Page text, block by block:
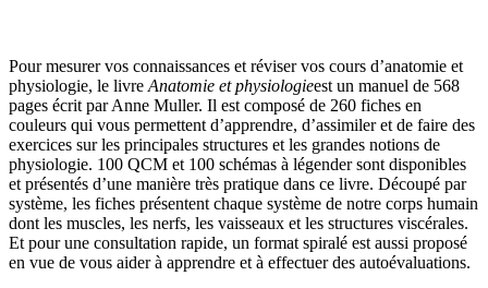
Pour mesurer vos connaissances et réviser vos cours d’anatomie et
physiologie, le livre Anatomie et physiologieest un manuel de 568
pages écrit par Anne Muller. Il est composé de 260 fiches en
couleurs qui vous permettent d’apprendre, d’assimiler et de faire des
exercices sur les principales structures et les grandes notions de
physiologie. 100 QCM et 100 schémas à légender sont disponibles
et présentés d’une manière très pratique dans ce livre. Découpé par
système, les fiches présentent chaque système de notre corps humain
dont les muscles, les nerfs, les vaisseaux et les structures viscérales.
Et pour une consultation rapide, un format spiralé est aussi proposé
en vue de vous aider à apprendre et à effectuer des autoévaluations.